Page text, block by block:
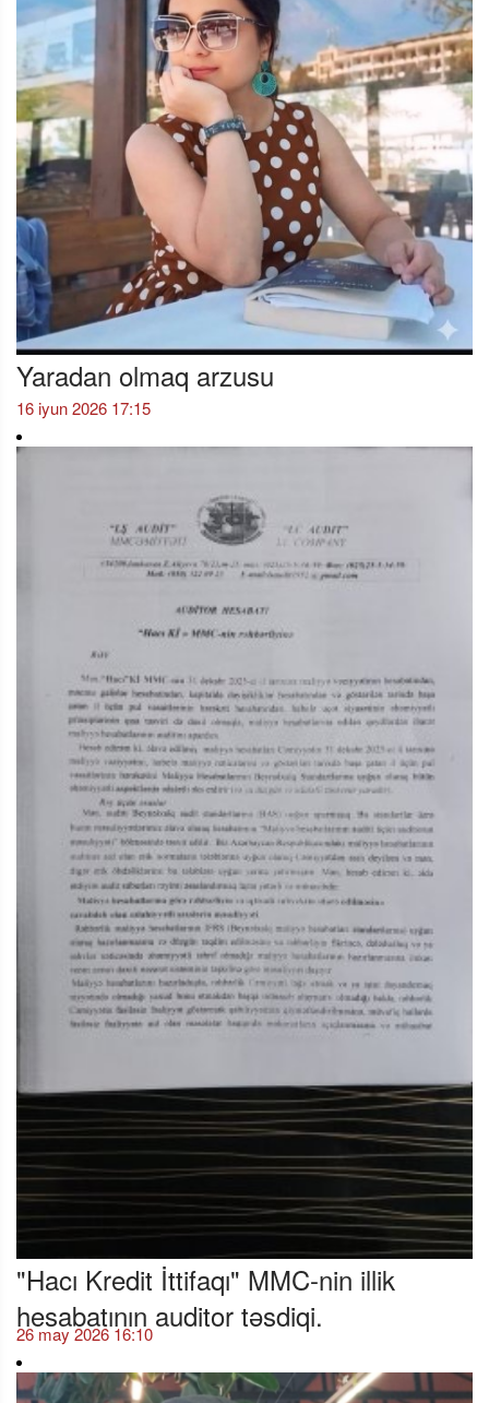
Yaradan olmaq arzusu
16 iyun 2026 17:15
"Hacı Kredit İttifaqı" MMC-nin illik
hesabatının auditor təsdiqi.
26 may 2026 16:10